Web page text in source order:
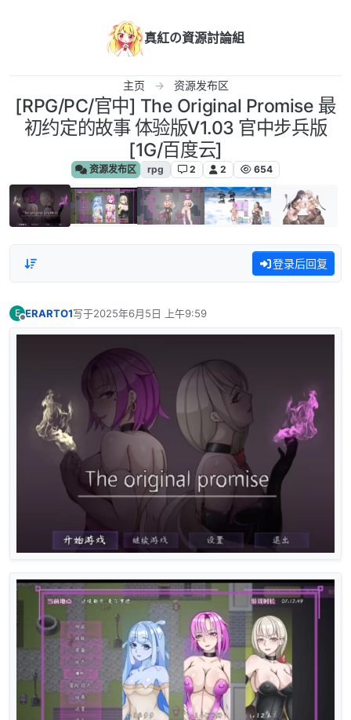
真紅の資源討論組
主页 资源发布区
[RPG/PC/官中] The Original Promise 最
初约定的故事 体验版V1.03 官中步兵版
[1G/百度云]
资源发布区 rpg 2 2 654
登录后回复
E ERARTO1写于2025年6月5日 上午9:59
最后由 编辑